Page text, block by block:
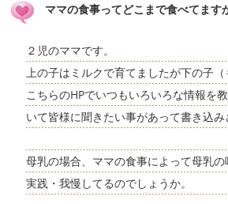
ママの食事ってどこまで食べてます
２児のママです。
上の子はミルクで育てましたが下の子
こちらのHPでいつもいろいろな情報を
いて皆様に聞きたい事があって書き込み
母乳の場合、ママの食事によって母乳
実践・我慢してるのでしょうか。